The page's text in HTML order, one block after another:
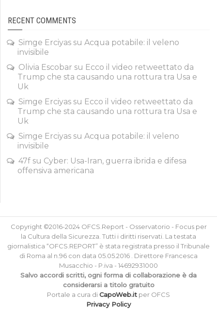
RECENT COMMENTS
Simge Erciyas su Acqua potabile: il veleno
invisibile
Olivia Escobar su Ecco il video retweettato da
Trump che sta causando una rottura tra Usa e
Uk
Simge Erciyas su Ecco il video retweettato da
Trump che sta causando una rottura tra Usa e
Uk
Simge Erciyas su Acqua potabile: il veleno
invisibile
47f su Cyber: Usa-Iran, guerra ibrida e difesa
offensiva americana
Copyright ©2016-2024 OFCS.Report - Osservatorio - Focus per
la Cultura della Sicurezza. Tutti i diritti riservati. La testata
giornalistica “OFCS.REPORT” è stata registrata presso il Tribunale
di Roma al n.96 con data 05.05.2016 . Direttore Francesca
Musacchio - P.iva - 14692931000
Salvo accordi scritti, ogni forma di collaborazione è da
considerarsi a titolo gratuito
Portale a cura diCapoWeb.it per OFCS
Privacy Policy